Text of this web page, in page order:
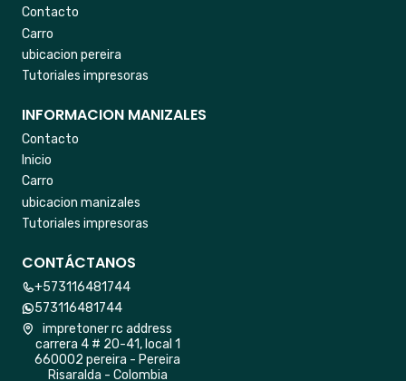
Contacto
Carro
ubicacion pereira
Tutoriales impresoras
INFORMACION MANIZALES
Contacto
Inicio
Carro
ubicacion manizales
Tutoriales impresoras
CONTÁCTANOS
+573116481744
573116481744
impretoner rc address
carrera 4 # 20-41, local 1
660002 pereira - Pereira
Risaralda - Colombia